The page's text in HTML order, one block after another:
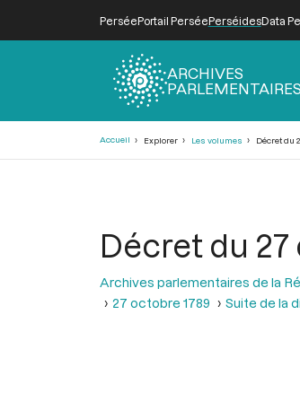
PerséePortail PerséePerséidesData
ARCHIVES
PARLEMENTAIRES
Accueil Explorer Les volumes Décret du
Décret du 27
Archives parlementaires de la
27 octobre 1789
Suite de la